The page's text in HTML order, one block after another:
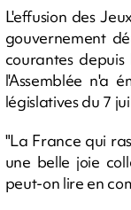
L'effusion des
gouvernement
courantes
l'Assemblée n'a
législatives du 7
"La France qui
une belle joie
peut-on lire en